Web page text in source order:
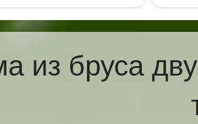
из бруса